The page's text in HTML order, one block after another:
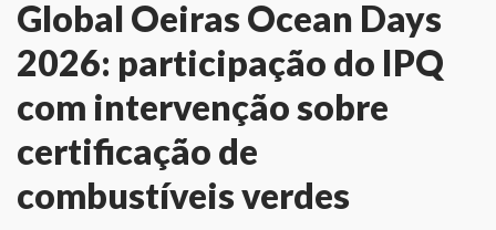
Global Oeiras Ocean Days
2026: participação do IPQ
com intervenção sobre
certificação de
combustíveis verdes